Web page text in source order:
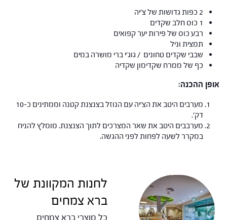
2 כפות גדושות של צ'יה
1 כוס חלב שקדים
רבע כוס של פירות יער קפואים
תמצית וניל
שבבי שקדים טחונים / גוג'י ברי מושרה במים
כף של ממרח שקדימון שקדיה
אופן ההכנה:
מערבים היטב את הצ'יה עם הנוזל בצנצנת קטנה וממתינים כ-10
דק'.
מערבבים היטב את שאר המצרכים לתוך הצנצנת. מומלץ להניח
במקרר לשעה לפחות לפני ההגשה.
לחנות המקוונת של
ברא צמחים
כל מוצרי ברא צמחים